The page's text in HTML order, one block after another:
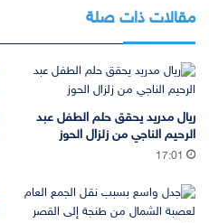
مقالات ذات صلة
ريال مدريد يحقق حلم الطفل عبد
الرحيم الناجي من زلزال الحوز
17:01